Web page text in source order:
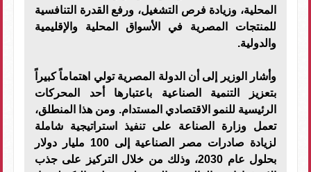
المحلية، وزيادة فرص التشغيل، ورفع القدرة التنافسية
للمنتجات المصرية في الأسواق المحلية والإقليمية
والدولية.
وأشار الوزير إلى أن الدولة المصرية تولي اهتماماً كبيراً
بتعزيز التنمية الصناعية باعتبارها أحد المحركات
الرئيسية للنمو الاقتصادي المستدام. ومن هذا المنطلق،
تعمل وزارة الصناعة على تنفيذ استراتيجية شاملة
لزيادة صادرات مصر الصناعية إلى 100 مليار دولار
بحلول عام 2030، وذلك من خلال التركيز على جذب